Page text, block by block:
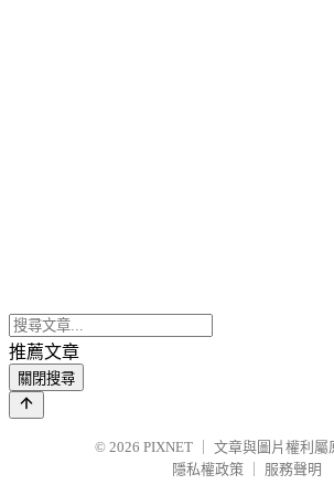
推薦文章
關閉搜尋
© 2026 PIXNET
文章與圖片權利屬
隱私權政策
服務聲明